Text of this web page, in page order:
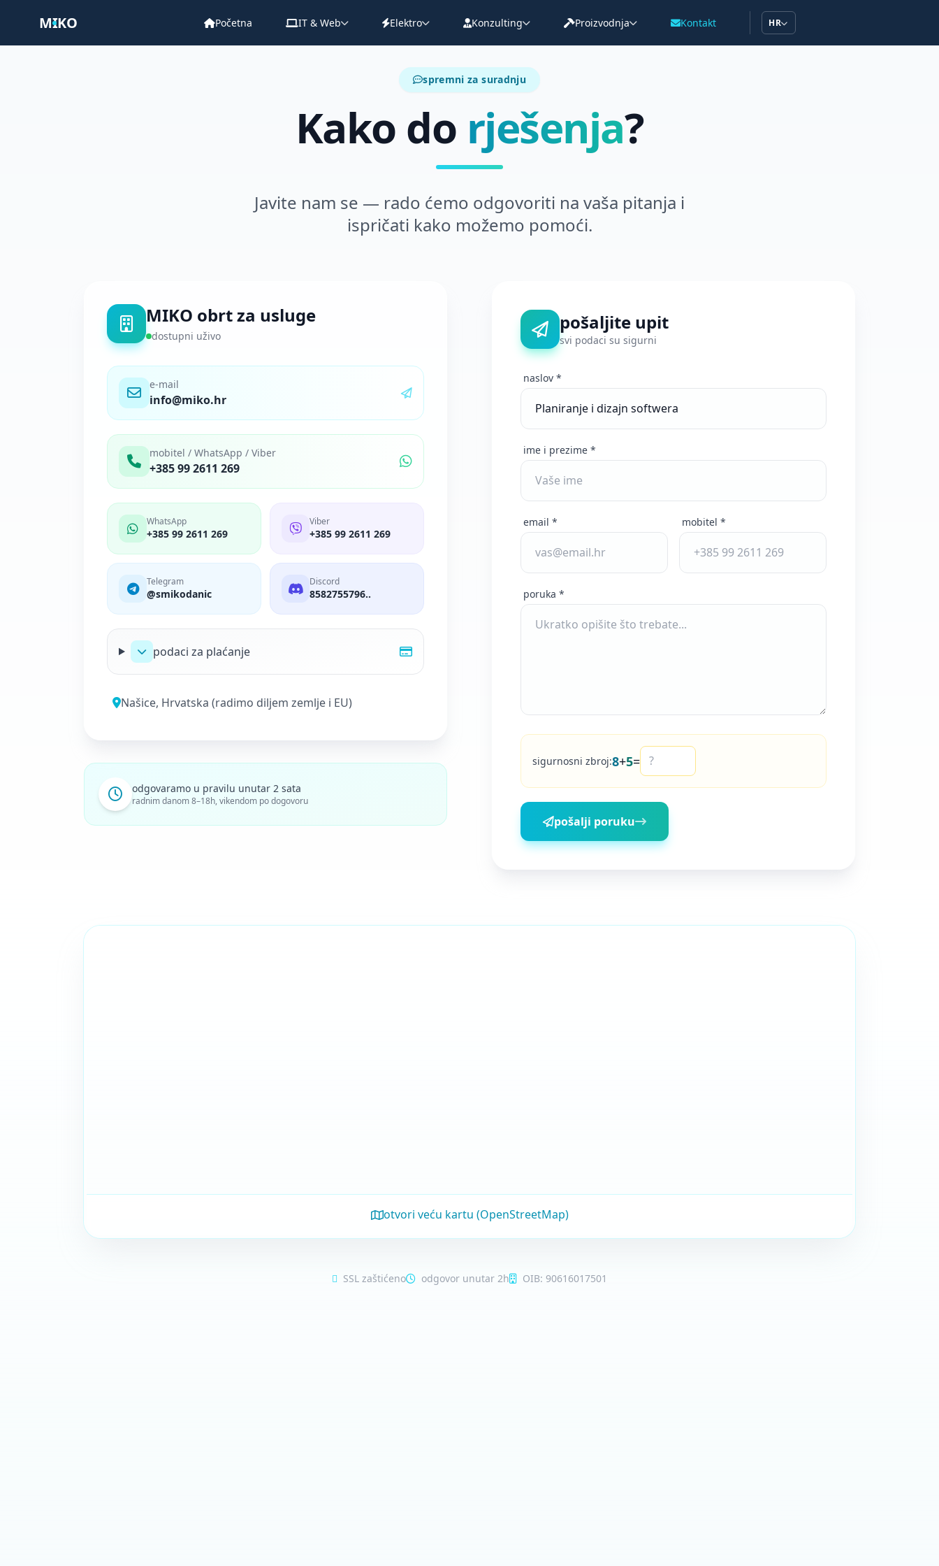
MIKO Početna IT & Web Elektro Konzulting Proizvodnja Kontakt HR
spremni za suradnju
Kako do rješenja?
Javite nam se — rado ćemo odgovoriti na vaša pitanja i
ispričati kako možemo pomoći.
MIKO obrt za usluge
dostupni uživo
e-mail
info@miko.hr
mobitel / WhatsApp / Viber
+385 99 2611 269
WhatsApp
+385 99 2611 269
Viber
+385 99 2611 269
Telegram
@smikodanic
Discord
8582755796..
podaci za plaćanje
Našice, Hrvatska (radimo diljem zemlje i EU)
odgovaramo u pravilu unutar 2 sata
radnim danom 8–18h, vikendom po dogovoru
pošaljite upit
svi podaci su sigurni
naslov *
ime i prezime *
email * mobitel *
poruka *
sigurnosni zbroj:8+5=
pošalji poruku
otvori veću kartu (OpenStreetMap)
SSL zaštićeno odgovor unutar 2h OIB: 90616017501